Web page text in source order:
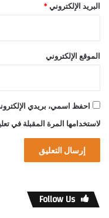
البريد الإلكتروني *
الموقع الإلكتروني
احفظ اسمي، بريدي
لاستخدامها المرة المقبلة في
Follow Us